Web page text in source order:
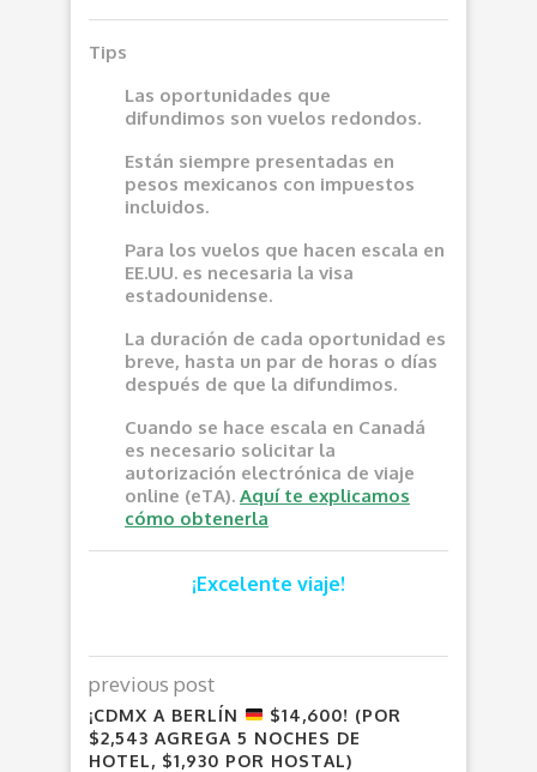
Tips
Las oportunidades que
difundimos son vuelos redondos.
Están siempre presentadas en
pesos mexicanos con impuestos
incluidos.
Para los vuelos que hacen escala en
EE.UU. es necesaria la visa
estadounidense.
La duración de cada oportunidad es
breve, hasta un par de horas o días
después de que la difundimos.
Cuando se hace escala en Canadá
es necesario solicitar la
autorización electrónica de viaje
online (eTA). Aquí te explicamos
cómo obtenerla
¡Excelente viaje!
previous post
¡CDMX A BERLÍN
$14,600! (POR
$2,543 AGREGA 5 NOCHES DE
HOTEL, $1,930 POR HOSTAL)